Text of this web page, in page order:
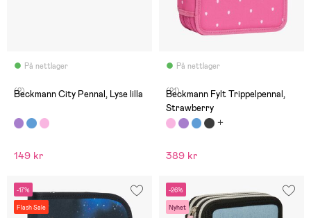
På nettlager
(2)
Beckmann City Pennal, Lyse lilla
149 kr
På nettlager
(21)
Beckmann Fylt Trippelpennal,
Strawberry
389 kr
-17%
Flash Sale
-26%
Nyhet